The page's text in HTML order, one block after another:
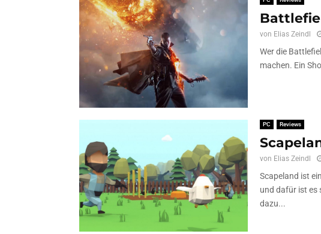
von Elias Zeindl
Wer die
machen. Ein
PC Reviews
von Elias Zeindl
Scapeland ist
und dafür ist es
dazu...